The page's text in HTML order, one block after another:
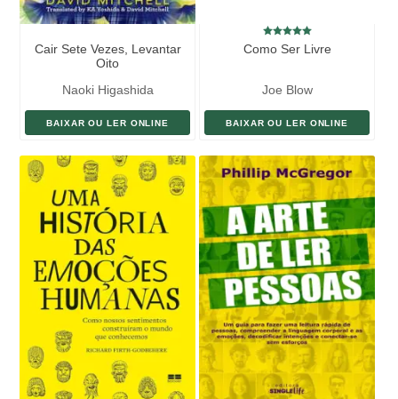
Cair Sete Vezes, Levantar
Oito
Naoki Higashida
BAIXAR OU LER ONLINE
Como Ser Livre
Joe Blow
BAIXAR OU LER ONLINE